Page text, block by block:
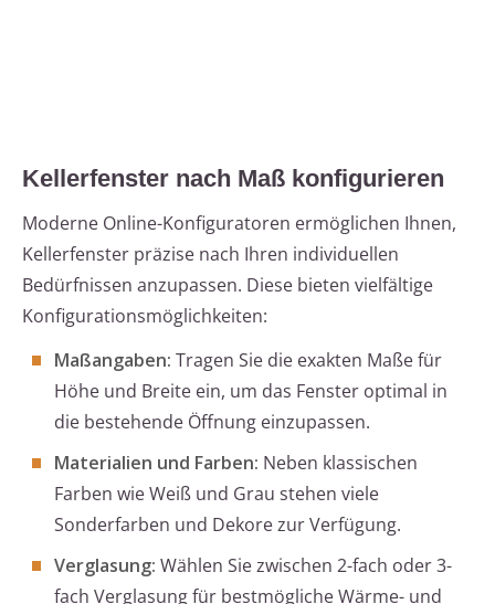
Kellerfenster nach Maß konfigurieren
Moderne Online-Konfiguratoren ermöglichen Ihnen,
Kellerfenster präzise nach Ihren individuellen
Bedürfnissen anzupassen. Diese bieten vielfältige
Konfigurationsmöglichkeiten:
Maßangaben: Tragen Sie die exakten Maße für
Höhe und Breite ein, um das Fenster optimal in
die bestehende Öffnung einzupassen.
Materialien und Farben: Neben klassischen
Farben wie Weiß und Grau stehen viele
Sonderfarben und Dekore zur Verfügung.
Verglasung: Wählen Sie zwischen 2-fach oder 3-
fach Verglasung für bestmögliche Wärme- und